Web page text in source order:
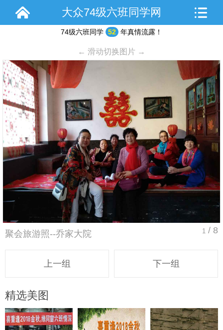
大众74级六班同学网
74级六班同学 52 年真情流露！
← 滑动切换图片 →
1 / 8
聚会旅游照--乔家大院
上一组 下一组
精选美图